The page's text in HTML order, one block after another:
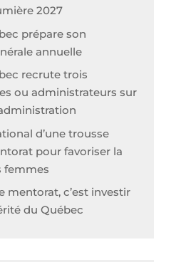
2027
prépare son
annuelle
recrute trois
ou administrateurs sur
d’une trousse
pour favoriser la
femmes
mentorat, c’est investir
du Québec